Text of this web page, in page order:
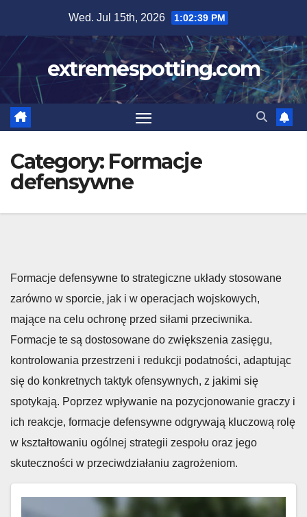
content
Wed. Jul 15th, 2026 1:02:40 PM
extremespotting.com
Category: Formacje
defensywne
Formacje defensywne to strategiczne układy stosowane
zarówno w sporcie, jak i w operacjach wojskowych,
mające na celu ochronę przed siłami przeciwnika.
Formacje te są dostosowane do zwiększenia zasięgu,
kontrolowania przestrzeni i redukcji podatności, adaptując
się do konkretnych taktyk ofensywnych, z jakimi się
spotykają. Poprzez wpływanie na pozycjonowanie graczy i
ich reakcje, formacje defensywne odgrywają kluczową rolę
w kształtowaniu ogólnej strategii zespołu oraz jego
skuteczności w przeciwdziałaniu zagrożeniom.